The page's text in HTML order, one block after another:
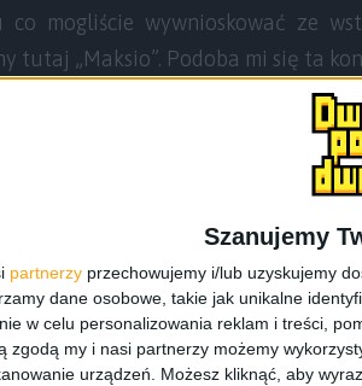
Szanujemy
partnerzy przechowujemy i/lub uzyskujemy
dane osobowe, takie jak unikalne
w celu personalizowania reklam i treści,
zgodą my i nasi partnerzy możemy
urządzeń. Możesz kliknąć, aby
co mogliście wywnioskować ze
tutaj „Maksio”. Podoba mi się ta
jest produkt pod konkretny typ
mnie z czasów awanturniczej
i tablet, podczas gdy teraz
być już synonimem tandety.
się mniejszy niż jest. Ale